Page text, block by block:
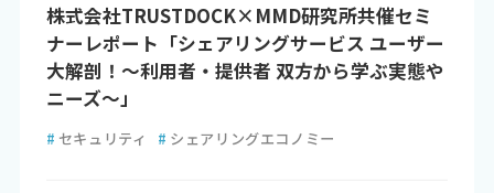
株式会社TRUSTDOCK×MMD研究所共催セミ
ナーレポート「シェアリングサービス ユーザー
大解剖！～利用者・提供者 双方から学ぶ実態や
ニーズ～」
# セキュリティ # シェアリングエコノミー